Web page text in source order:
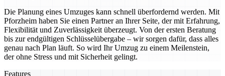
Die Planung eines Umzuges kann schnell überfordernd werden. Mit
Pforzheim haben Sie einen Partner an Ihrer Seite, der mit Erfahrung,
Flexibilität und Zuverlässigkeit überzeugt. Von der ersten Beratung
bis zur endgültigen Schlüsselübergabe – wir sorgen dafür, dass alles
genau nach Plan läuft. So wird Ihr Umzug zu einem Meilenstein,
der ohne Stress und mit Sicherheit gelingt.
Features